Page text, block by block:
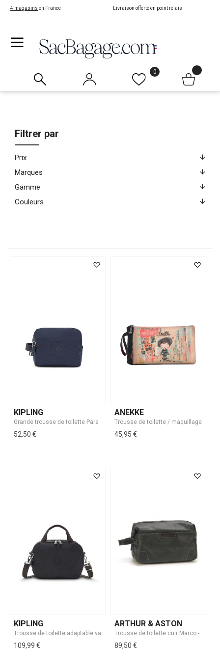
4 magasins en France Livraison offerte en point relais
0
KIPLING
52,50 €
ANEKKE
45,95 €
KIPLING
109,99 €
ARTHUR & ASTON
89,50 €
Filtrer par
Prix
Marques
Gamme
Couleurs